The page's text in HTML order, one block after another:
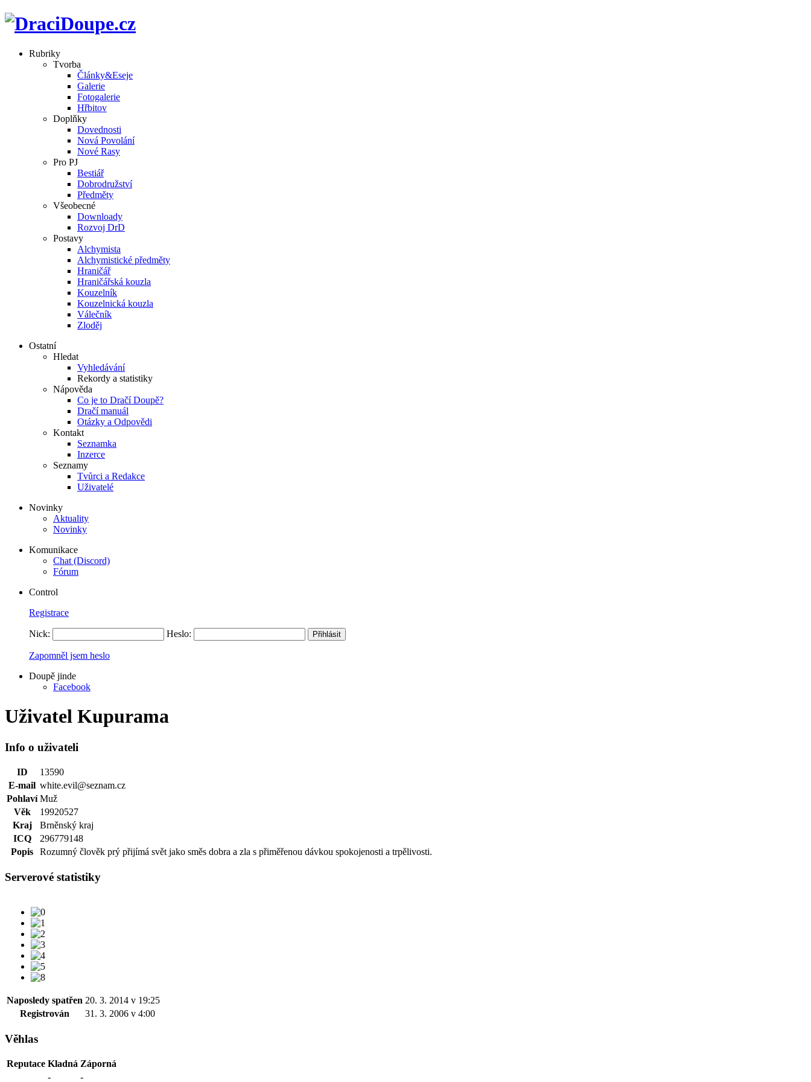
Rubriky
Tvorba
Články&Eseje
Galerie
Fotogalerie
Hřbitov
Doplňky
Dovednosti
Nová Povolání
Nové Rasy
Pro PJ
Bestiář
Dobrodružství
Předměty
Všeobecné
Downloady
Rozvoj DrD
Postavy
Alchymista
Alchymistické předměty
Hraničář
Hraničářská kouzla
Kouzelník
Kouzelnická kouzla
Válečník
Zloděj
Ostatní
Hledat
Vyhledávání
Rekordy a statistiky
Nápověda
Co je to Dračí Doupě?
Dračí manuál
Otázky a Odpovědi
Kontakt
Seznamka
Inzerce
Seznamy
Tvůrci a Redakce
Uživatelé
Novinky
Aktuality
Novinky
Komunikace
Chat (Discord)
Fórum
Control
Registrace
Nick: Heslo:
Zapomněl jsem heslo
Doupě jinde
Facebook
Uživatel Kupurama
Info o uživateli
ID
13590
E-mail white.evil@seznam.cz
Pohlaví Muž
Věk
19920527
Kraj
Brněnský kraj
ICQ
296779148
Popis
Rozumný člověk prý přijímá svět jako směs dobra a zla s přiměřenou dávkou spokojenosti a trpělivosti.
Serverové statistiky
Naposledy spatřen 20. 3. 2014 v 19:25
Registrován
31. 3. 2006 v 4:00
Věhlas
Reputace Kladná Záporná
-
-